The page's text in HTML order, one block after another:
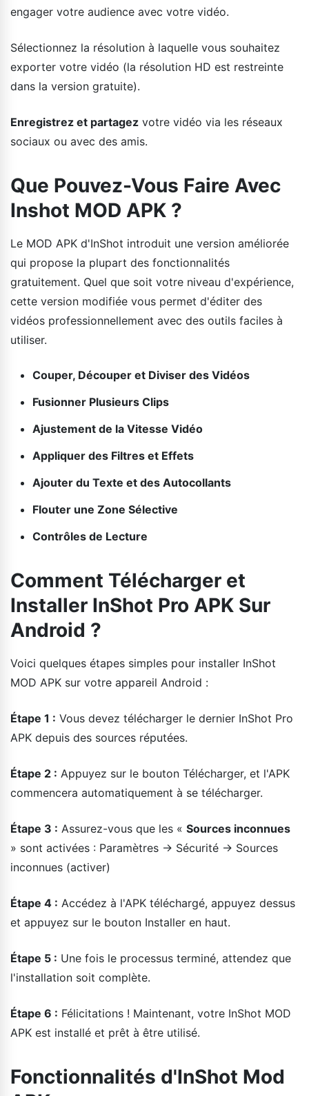
engager votre audience avec votre vidéo.
Sélectionnez la résolution à laquelle vous souhaitez
exporter votre vidéo (la résolution HD est restreinte
dans la version gratuite).
Enregistrez et partagez votre vidéo via les réseaux
sociaux ou avec des amis.
Que Pouvez-Vous Faire Avec
Inshot MOD APK ?
Le MOD APK d'InShot introduit une version améliorée
qui propose la plupart des fonctionnalités
gratuitement. Quel que soit votre niveau d'expérience,
cette version modifiée vous permet d'éditer des
vidéos professionnellement avec des outils faciles à
utiliser.
Couper, Découper et Diviser des Vidéos
Fusionner Plusieurs Clips
Ajustement de la Vitesse Vidéo
Appliquer des Filtres et Effets
Ajouter du Texte et des Autocollants
Flouter une Zone Sélective
Contrôles de Lecture
Comment Télécharger et
Installer InShot Pro APK Sur
Android ?
Voici quelques étapes simples pour installer InShot
MOD APK sur votre appareil Android :
Étape 1 : Vous devez télécharger le dernier InShot Pro
APK depuis des sources réputées.
Étape 2 : Appuyez sur le bouton Télécharger, et l'APK
commencera automatiquement à se télécharger.
Étape 3 : Assurez-vous que les « Sources inconnues
» sont activées : Paramètres → Sécurité → Sources
inconnues (activer)
Étape 4 : Accédez à l'APK téléchargé, appuyez dessus
et appuyez sur le bouton Installer en haut.
Étape 5 : Une fois le processus terminé, attendez que
l'installation soit complète.
Étape 6 : Félicitations ! Maintenant, votre InShot MOD
APK est installé et prêt à être utilisé.
Fonctionnalités d'InShot Mod